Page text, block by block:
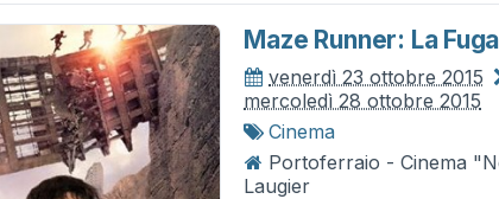
Maze Runner: La Fuga
venerdì 23 ottobre 2015
mercoledì 28 ottobre 2015
Cinema
Portoferraio - Cinema
Laugier